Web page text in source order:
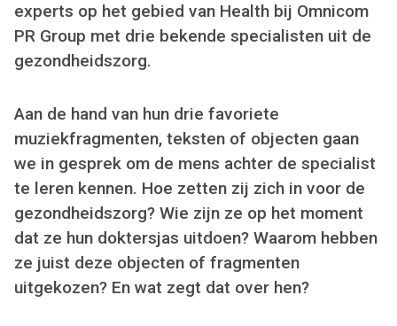
experts op het gebied van Health bij Omnicom
PR Group met drie bekende specialisten uit de
gezondheidszorg.
Aan de hand van hun drie favoriete
muziekfragmenten, teksten of objecten gaan
we in gesprek om de mens achter de specialist
te leren kennen. Hoe zetten zij zich in voor de
gezondheidszorg? Wie zijn ze op het moment
dat ze hun doktersjas uitdoen? Waarom hebben
ze juist deze objecten of fragmenten
uitgekozen? En wat zegt dat over hen?